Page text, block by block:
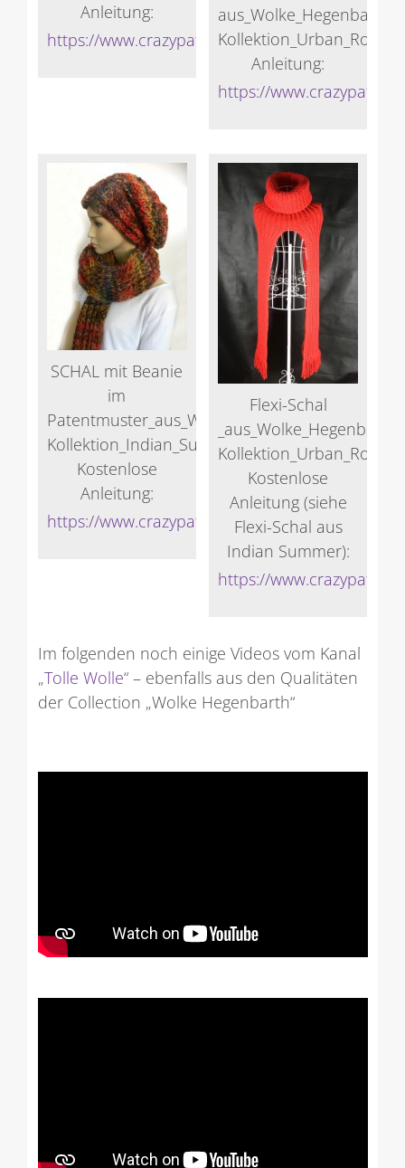
Anleitung:
https://www.crazypatterns.net/de/store/
aus_Wolke_Hegenbarth-
Anleitung:
https://
SCHAL mit Beanie
im
Patentmuster_aus_Wolke_Hegenbarth-
Kollektion_Indian_Summer
Kostenlose
Anleitung:
https://www.crazypatterns.net/de/store/
Flexi-Schal
_aus_Wolke_Hegenbarth-
Kollektion_Urban_Roots
Kostenlose
Anleitung (siehe
Flexi-Schal aus
Indian Summer):
https://
Im folgenden noch einige Videos vom Kanal
„Tolle Wolle“ – ebenfalls aus den Qualitäten
der Collection „Wolke Hegenbarth“